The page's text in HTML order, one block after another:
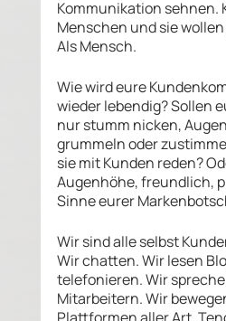
Kommunikation sehnen.
Menschen und sie
Als Mensch.
Wie wird eure
wieder lebendig? Sollen
nur stumm nicken,
grummeln oder
sie mit Kunden reden?
Augenhöhe, freundlich,
Sinne eurer
Wir sind alle selbst
Wir chatten. Wir lesen
telefonieren. Wir
Mitarbeitern. Wir